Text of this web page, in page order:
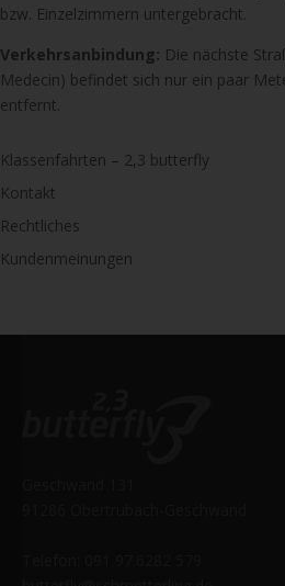
bzw. Einzelzimmern untergebracht.
Verkehrsanbindung: Die nächste
Medecin) befindet sich nur ein paar
entfernt.
Klassenfahrten – 2,3 butterfly
Kontakt
Rechtliches
Kundenmeinungen